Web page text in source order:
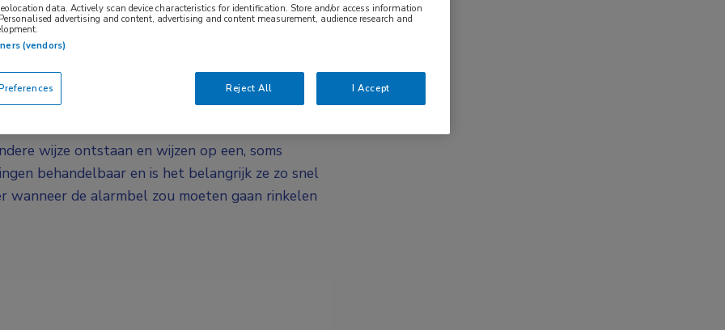
onschuldig, maar helaas kan een
aandoening of andere (ernstige) situatie.
aan kindermishandeling. Door (nog) beter
en complexe situaties eerder en beter aan de
worden geboden.
wijze ontstaan en wijzen op een, soms
behandelbaar en is het belangrijk ze zo snel
de alarmbel zou moeten gaan rinkelen
data. Actively scan device characteristics for identification. Store and/or access information
advertising and content, advertising and content measurement, audience research and
(vendors)
Reject All I Accept